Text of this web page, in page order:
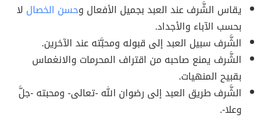
يقاس الشَّرف عند العبد بجميل الأفعال وحسن الخصال لا
بحسب الآباء والأجداد.
الشَّرف سبيل العبد إلى قبوله ومحبَّته عند الآخرين.
الشَّرف يمنع صاحبه من اقتراف المحرمات والانغماس
بقبيح المنهيات.
الشَّرف طريق العبد إلى رضوان الله -تعالى- ومحبته -جلَّ
وعلا-.